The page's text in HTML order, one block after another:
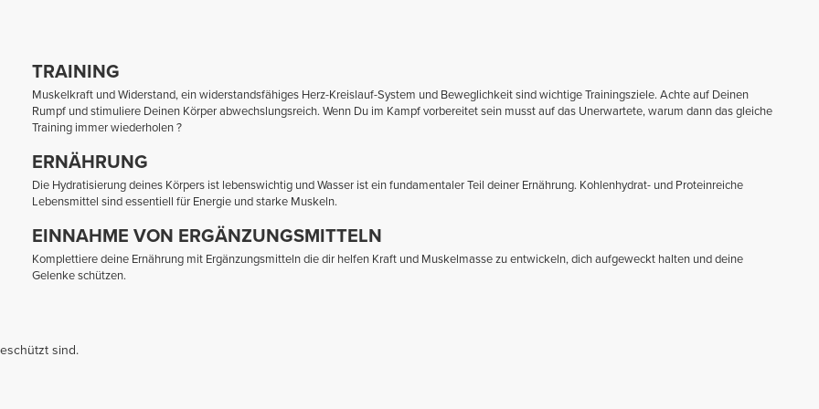
TRAINING
Muskelkraft und Widerstand, ein widerstandsfähiges Herz-Kreislauf-System und Beweglichkeit sind wichtige Trainingsziele. Achte auf Deinen
Rumpf und stimuliere Deinen Körper abwechslungsreich. Wenn Du im Kampf vorbereitet sein musst auf das Unerwartete, warum dann das gleiche
Training immer wiederholen ?
ERNÄHRUNG
Die Hydratisierung deines Körpers ist lebenswichtig und Wasser ist ein fundamentaler Teil deiner Ernährung. Kohlenhydrat- und Proteinreiche
Lebensmittel sind essentiell für Energie und starke Muskeln.
EINNAHME VON ERGÄNZUNGSMITTELN
Komplettiere deine Ernährung mit Ergänzungsmitteln die dir helfen Kraft und Muskelmasse zu entwickeln, dich aufgeweckt halten und deine
Gelenke schützen.
sind.